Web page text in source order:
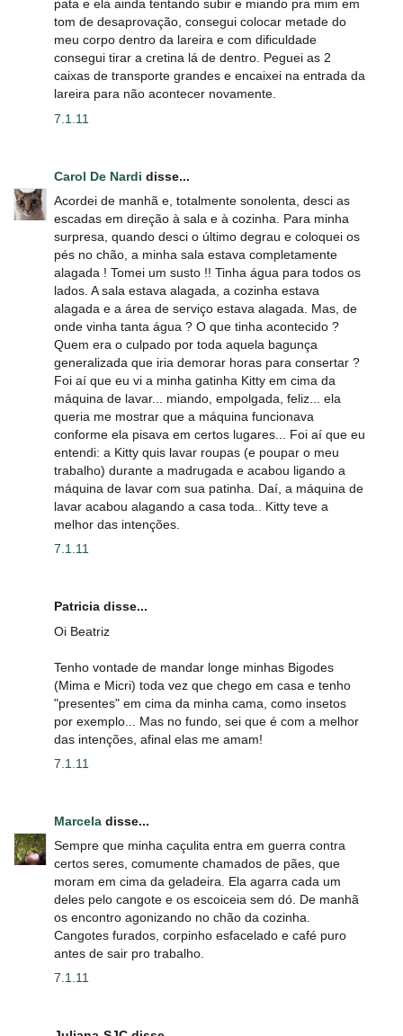
pata e ela ainda tentando subir e miando pra mim em
tom de desaprovação, consegui colocar metade do
meu corpo dentro da lareira e com dificuldade
consegui tirar a cretina lá de dentro. Peguei as 2
caixas de transporte grandes e encaixei na entrada da
lareira para não acontecer novamente.
7.1.11
Carol De Nardi disse...
Acordei de manhã e, totalmente sonolenta, desci as
escadas em direção à sala e à cozinha. Para minha
surpresa, quando desci o último degrau e coloquei os
pés no chão, a minha sala estava completamente
alagada ! Tomei um susto !! Tinha água para todos os
lados. A sala estava alagada, a cozinha estava
alagada e a área de serviço estava alagada. Mas, de
onde vinha tanta água ? O que tinha acontecido ?
Quem era o culpado por toda aquela bagunça
generalizada que iria demorar horas para consertar ?
Foi aí que eu vi a minha gatinha Kitty em cima da
máquina de lavar... miando, empolgada, feliz... ela
queria me mostrar que a máquina funcionava
conforme ela pisava em certos lugares... Foi aí que eu
entendi: a Kitty quis lavar roupas (e poupar o meu
trabalho) durante a madrugada e acabou ligando a
máquina de lavar com sua patinha. Daí, a máquina de
lavar acabou alagando a casa toda.. Kitty teve a
melhor das intenções.
7.1.11
Patricia disse...
Oi Beatriz
Tenho vontade de mandar longe minhas Bigodes
(Mima e Micri) toda vez que chego em casa e tenho
"presentes" em cima da minha cama, como insetos
por exemplo... Mas no fundo, sei que é com a melhor
das intenções, afinal elas me amam!
7.1.11
Marcela disse...
Sempre que minha caçulita entra em guerra contra
certos seres, comumente chamados de pães, que
moram em cima da geladeira. Ela agarra cada um
deles pelo cangote e os escoiceia sem dó. De manhã
os encontro agonizando no chão da cozinha.
Cangotes furados, corpinho esfacelado e café puro
antes de sair pro trabalho.
7.1.11